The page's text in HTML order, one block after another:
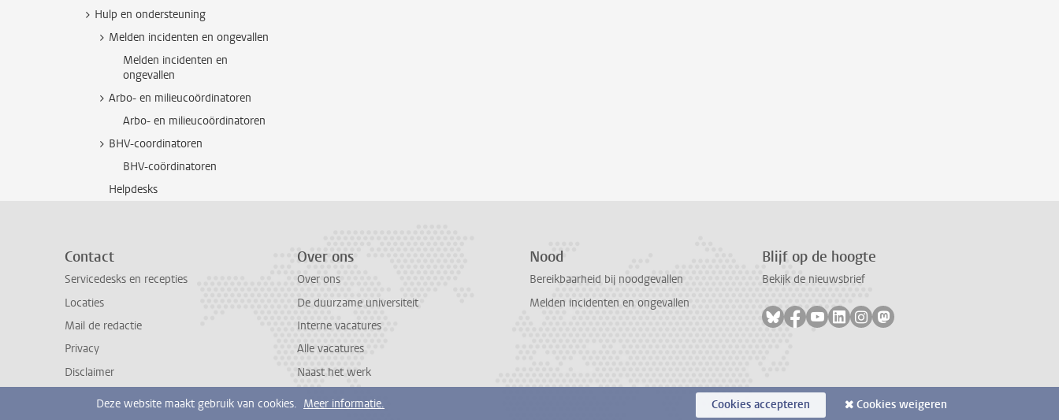
Hulp en ondersteuning
Melden incidenten en ongevallen
Melden incidenten en
ongevallen
Arbo- en milieucoördinatoren
Arbo- en milieucoördinatoren
BHV-coordinatoren
BHV-coördinatoren
Helpdesks
Contact
Servicedesks en recepties
Locaties
Mail de redactie
Privacy
Disclaimer
Over ons
Over ons
De duurzame universiteit
Interne vacatures
Alle vacatures
Naast het werk
Nood
Bereikbaarheid bij noodgevallen
Melden incidenten en ongevallen
Blijf op de hoogte
Bekijk de nieuwsbrief
Volg ons op bluesky
Volg ons op facebook
Volg ons op youtube
Volg ons op linkedin
Volg ons op instagram
Volg ons op mastodon
Deze website maakt gebruik van cookies. Meer informatie. Cookies accepteren Cookies weigeren